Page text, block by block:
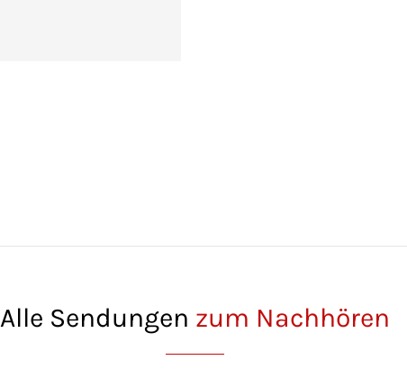
Alle Sendungen zum Nachhören